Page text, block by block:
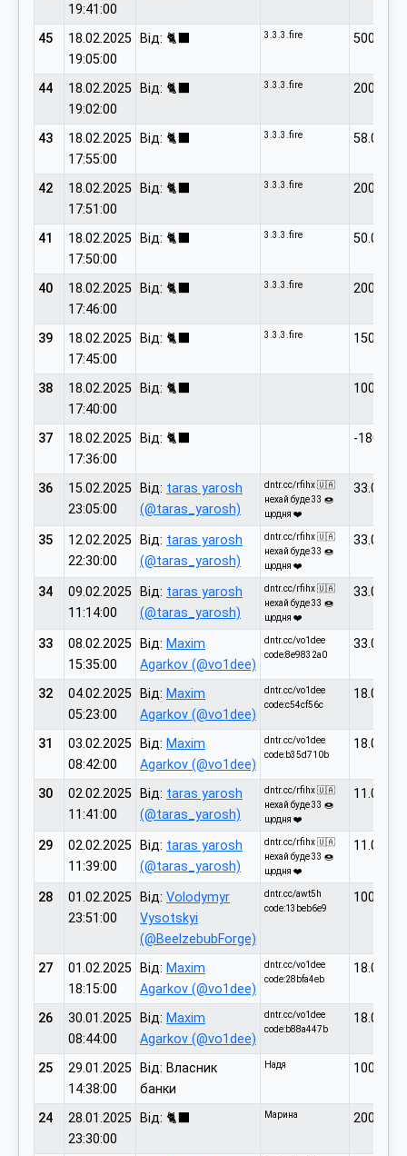
19:41:00
45
18.02.2025
19:05:00
Від: 🐈‍⬛ 3.3.3.fire 500.00
44
18.02.2025
19:02:00
Від: 🐈‍⬛ 3.3.3.fire 200.00
43
18.02.2025
17:55:00
Від: 🐈‍⬛ 3.3.3.fire 58.02
42
18.02.2025
17:51:00
Від: 🐈‍⬛ 3.3.3.fire 200.00
41
18.02.2025
17:50:00
Від: 🐈‍⬛ 3.3.3.fire 50.00
40
18.02.2025
17:46:00
Від: 🐈‍⬛ 3.3.3.fire 200.00
39
18.02.2025
17:45:00
Від: 🐈‍⬛ 3.3.3.fire 150.00
38
18.02.2025
17:40:00
Від: 🐈‍⬛ 100.00
37
18.02.2025
17:36:00
Від: 🐈‍⬛ -1800.00
36
15.02.2025
23:05:00
Від: taras yarosh
(@taras_yarosh)
dntr.cc/rfihx 🇺🇦
нехай буде 33 🍩
щодня ❤️
33.00
35
12.02.2025
22:30:00
Від: taras yarosh
(@taras_yarosh)
dntr.cc/rfihx 🇺🇦
нехай буде 33 🍩
щодня ❤️
33.00
34
09.02.2025
11:14:00
Від: taras yarosh
(@taras_yarosh)
dntr.cc/rfihx 🇺🇦
нехай буде 33 🍩
щодня ❤️
33.00
33
08.02.2025
15:35:00
Від: Maxim
Agarkov (@vo1dee)
dntr.cc/vo1dee
code:8e9832a0
33.00
32
04.02.2025
05:23:00
Від: Maxim
Agarkov (@vo1dee)
dntr.cc/vo1dee
code:c54cf56c
18.00
31
03.02.2025
08:42:00
Від: Maxim
Agarkov (@vo1dee)
dntr.cc/vo1dee
code:b35d710b
18.00
30
02.02.2025
11:41:00
Від: taras yarosh
(@taras_yarosh)
dntr.cc/rfihx 🇺🇦
нехай буде 33 🍩
щодня ❤️
11.00
29
02.02.2025
11:39:00
Від: taras yarosh
(@taras_yarosh)
dntr.cc/rfihx 🇺🇦
нехай буде 33 🍩
щодня ❤️
11.00
28
01.02.2025
23:51:00
Від: Volodymyr
Vysotskyi
(@BeelzebubForge)
dntr.cc/awt5h
code:13beb6e9
1000.00
27
01.02.2025
18:15:00
Від: Maxim
Agarkov (@vo1dee)
dntr.cc/vo1dee
code:28bfa4eb
18.00
26
30.01.2025
08:44:00
Від: Maxim
Agarkov (@vo1dee)
dntr.cc/vo1dee
code:b88a447b
18.00
25
29.01.2025
14:38:00
Від: Власник
банки
Надя 100.00
24
28.01.2025
23:30:00
Від: 🐈‍⬛ Марина 200.00